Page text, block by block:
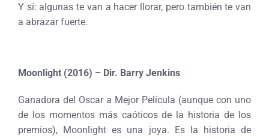
Y sí: algunas te van a hacer llorar, pero también te van
a abrazar fuerte.
Moonlight (2016) – Dir. Barry Jenkins
Ganadora del Oscar a Mejor Película (aunque con uno
de los momentos más caóticos de la historia de los
premios), Moonlight es una joya. Es la historia de